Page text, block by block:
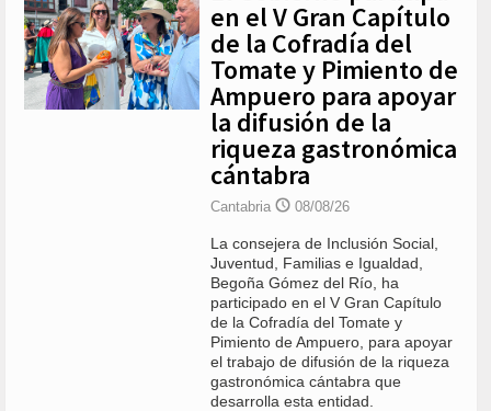
en el V Gran Capítulo
de la Cofradía del
Tomate y Pimiento de
Ampuero para apoyar
la difusión de la
riqueza gastronómica
cántabra
Cantabria 08/08/26
La consejera de Inclusión Social,
Juventud, Familias e Igualdad,
Begoña Gómez del Río, ha
participado en el V Gran Capítulo
de la Cofradía del Tomate y
Pimiento de Ampuero, para apoyar
el trabajo de difusión de la riqueza
gastronómica cántabra que
desarrolla esta entidad.